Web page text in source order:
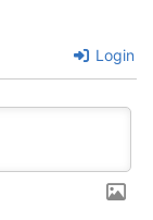
Login